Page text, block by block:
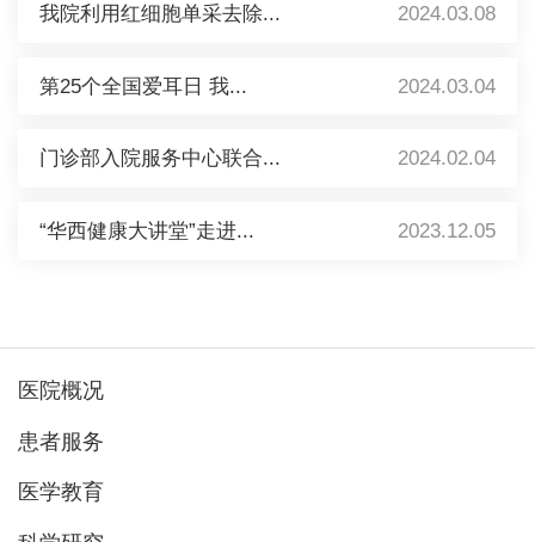
我院利用红细胞单采去除... 2024.03.08
第25个全国爱耳日 我... 2024.03.04
门诊部入院服务中心联合... 2024.02.04
“华西健康大讲堂”走进... 2023.12.05
医院概况
患者服务
医学教育